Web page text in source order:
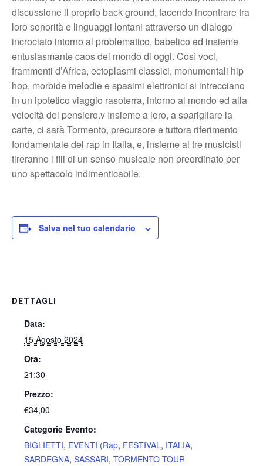
discussione il proprio back-ground, facendo incontrare tra
loro sonorità e linguaggi lontani attraverso un dialogo
incrociato intorno al problematico, babelico ed insieme
entusiasmante caos del mondo di oggi. Così voci,
frammenti d’Africa, ectoplasmi classici, monumentali hip
hop, morbide melodie e spasimi elettronici si intrecciano
in un ipotetico viaggio rasoterra, intorno al mondo ed alla
velocità del pensiero.v Insieme a loro, a sparigliare la
carte, ci sarà Tormento, precursore e tuttora riferimento
fondamentale del rap in Italia, e, insieme ai tre musicisti
tireranno i fili di un senso musicale non preordinato per
uno spettacolo indimenticabile.
Salva nel tuo calendario
DETTAGLI
Data:
15 Agosto 2024
Ora:
21:30
Prezzo:
€34,00
Categorie Evento:
BIGLIETTI, EVENTI (Rap, FESTIVAL, ITALIA,
SARDEGNA, SASSARI, TORMENTO TOUR